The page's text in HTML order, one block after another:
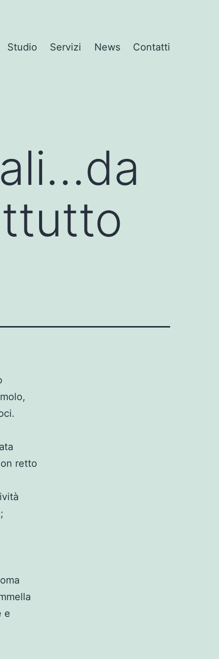
Studio Servizi News Contatti
retto
e